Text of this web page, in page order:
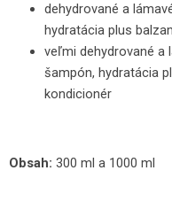
dehydrované a
hydratácia plus
veľmi dehydrované a
šampón, hydratácia
kondicionér
Obsah: 300 ml a 1000 ml